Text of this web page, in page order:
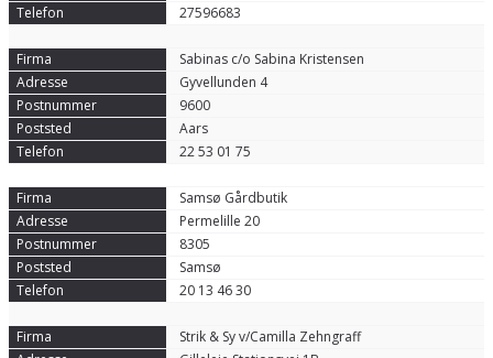
27596683
Sabinas c/o Sabina Kristensen
Gyvellunden 4
9600
Aars
22 53 01 75
Samsø Gårdbutik
Permelille 20
8305
Samsø
20 13 46 30
Strik & Sy v/Camilla Zehngraff